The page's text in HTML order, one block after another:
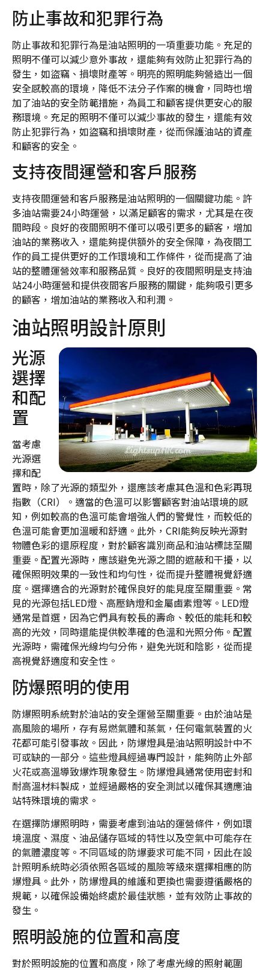
防止事故和犯罪行為
防止事故和犯罪行為是油站照明的一項重要功能。充足的
照明不僅可以減少意外事故，還能夠有效防止犯罪行為的
發生，如盜竊、損壞財產等。明亮的照明能夠營造出一個
安全感較高的環境，降低不法分子作案的機會，同時也增
加了油站的安全防範措施，為員工和顧客提供更安心的服
務環境。充足的照明不僅可以減少事故的發生，還能有效
防止犯罪行為，如盜竊和損壞財產，從而保護油站的資產
和顧客的安全。
支持夜間運營和客戶服務
支持夜間運營和客戶服務是油站照明的一個關鍵功能。許
多油站需要24小時運營，以滿足顧客的需求，尤其是在夜
間時段。良好的夜間照明不僅可以吸引更多的顧客，增加
油站的業務收入，還能夠提供額外的安全保障，為夜間工
作的員工提供更好的工作環境和工作條件，從而提高了油
站的整體運營效率和服務品質。良好的夜間照明是支持油
站24小時運營和提供夜間客戶服務的關鍵，能夠吸引更多
的顧客，增加油站的業務收入和利潤。
油站照明設計原則
光源
選擇
和配
置
當考慮
光源選
擇和配
置時，除了光源的類型外，還應該考慮其色溫和色彩再現
指數（CRI）。適當的色溫可以影響顧客對油站環境的感
知，例如較高的色溫可能會增強人們的警覺性，而較低的
色溫可能會更加溫暖和舒適。此外，CRI能夠反映光源對
物體色彩的還原程度，對於顧客識別商品和油站標誌至關
重要。配置光源時，應該避免光源之間的遮蔽和干擾，以
確保照明效果的一致性和均勻性，從而提升整體視覺舒適
度。選擇適合的光源對於確保良好的能見度至關重要。常
見的光源包括LED燈、高壓鈉燈和金屬鹵素燈等。LED燈
通常是首選，因為它們具有較長的壽命、較低的能耗和較
高的光效，同時還能提供較準確的色溫和光照分佈。配置
光源時，需確保光線均勻分佈，避免光斑和陰影，從而提
高視覺舒適度和安全性。
防爆照明的使用
防爆照明系統對於油站的安全運營至關重要。由於油站是
高風險的場所，存有易燃氣體和蒸氣，任何電氣裝置的火
花都可能引發事故。因此，防爆燈具是油站照明設計中不
可或缺的一部分。這些燈具經過專門設計，能夠防止外部
火花或高溫導致爆炸現象發生。防爆燈具通常使用密封和
耐高溫材料製成，並經過嚴格的安全測試以確保其適應油
站特殊環境的需求。
在選擇防爆照明時，需要考慮到油站的運營條件，例如環
境溫度、濕度、油品儲存區域的特性以及空氣中可能存在
的氣體濃度等。不同區域的防爆要求可能不同，因此在設
計照明系統時必須依照各區域的風險等級來選擇相應的防
爆燈具。此外，防爆燈具的維護和更換也需要遵循嚴格的
規範，以確保設備始終處於最佳狀態，並有效防止事故的
發生。
照明設施的位置和高度
對於照明設施的位置和高度，除了考慮光線的照射範圍